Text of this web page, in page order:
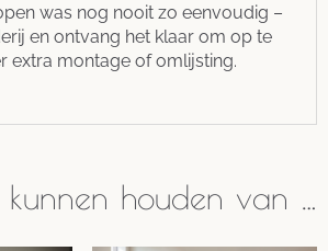
was nog nooit zo eenvoudig –
en ontvang het klaar om op te
extra montage of omlijsting.
houden van …